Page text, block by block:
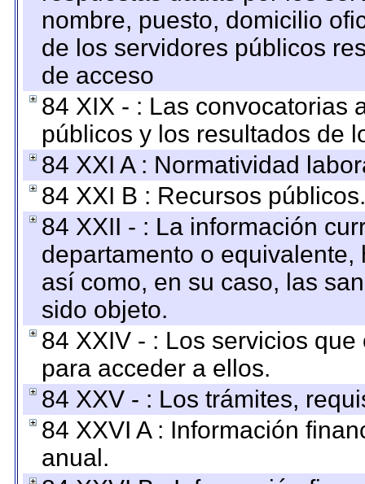
nombre, puesto, domicilio
de los servidores públicos
de acceso
84 XIX - : Las convocatorias
públicos y los resultados de
84 XXI A : Normatividad
84 XXI B : Recursos públicos.
84 XXII - : La información
departamento o
así como, en su caso, las
sido objeto.
84 XXIV - : Los servicios
para acceder a ellos.
84 XXV - : Los trámites,
84 XXVI A : Información
anual.